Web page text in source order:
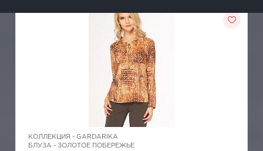
КОЛЛЕКЦИЯ - GARDARIKA
БЛУЗА - ЗОЛОТОЕ ПОБЕРЕЖЬЕ